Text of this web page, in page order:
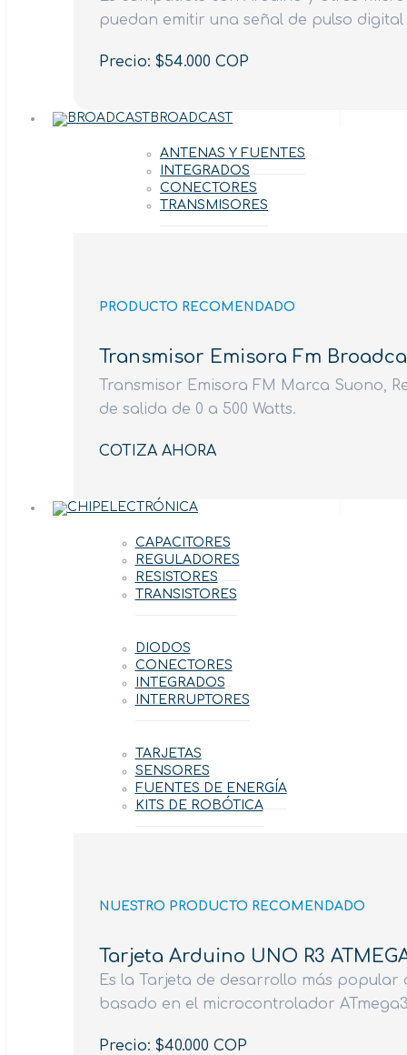
puedan emitir una señal de pulso digital
Precio: $54.000 COP
BROADCAST
ANTENAS Y FUENTES
INTEGRADOS
CONECTORES
TRANSMISORES
PRODUCTO RECOMENDADO
Transmisor Emisora Fm
Transmisor Emisora FM Marca Suono,
de salida de 0 a 500 Watts.
COTIZA AHORA
ELECTRÓNICA
CAPACITORES
REGULADORES
RESISTORES
TRANSISTORES
DIODOS
CONECTORES
INTEGRADOS
INTERRUPTORES
TARJETAS
SENSORES
FUENTES DE ENERGÍA
KITS DE ROBÓTICA
NUESTRO PRODUCTO RECOMENDADO
Tarjeta Arduino UNO R3
Es la Tarjeta de desarrollo más popular
basado en el microcontrolador
Precio: $40.000 COP